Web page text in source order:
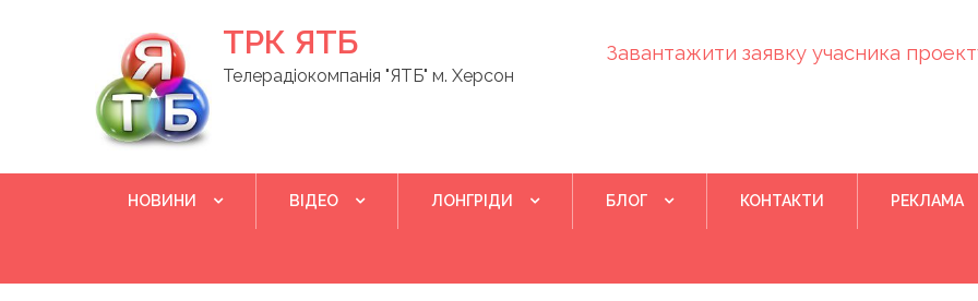
ТРК ЯТБ
Телерадіокомпанія "ЯТБ" м. Херсон
Завантажити заявку учасника
НОВИНИ ВІДЕО ЛОНГРІДИ БЛОГ КОНТАКТИ РЕКЛАМА